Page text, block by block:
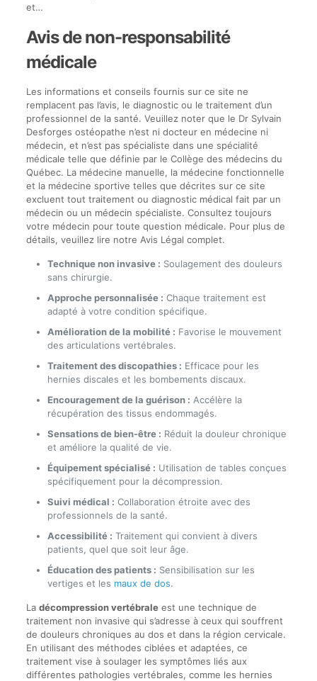
et…
Avis de non-responsabilité
médicale
Les informations et conseils fournis sur ce site ne
remplacent pas l’avis, le diagnostic ou le traitement d’un
professionnel de la santé. Veuillez noter que le Dr Sylvain
Desforges ostéopathe n’est ni docteur en médecine ni
médecin, et n’est pas spécialiste dans une spécialité
médicale telle que définie par le Collège des médecins du
Québec. La médecine manuelle, la médecine fonctionnelle
et la médecine sportive telles que décrites sur ce site
excluent tout traitement ou diagnostic médical fait par un
médecin ou un médecin spécialiste. Consultez toujours
votre médecin pour toute question médicale. Pour plus de
détails, veuillez lire notre Avis Légal complet.
Technique non invasive : Soulagement des douleurs
sans chirurgie.
Approche personnalisée : Chaque traitement est
adapté à votre condition spécifique.
Amélioration de la mobilité : Favorise le mouvement
des articulations vertébrales.
Traitement des discopathies : Efficace pour les
hernies discales et les bombements discaux.
Encouragement de la guérison : Accélère la
récupération des tissus endommagés.
Sensations de bien-être : Réduit la douleur chronique
et améliore la qualité de vie.
Équipement spécialisé : Utilisation de tables conçues
spécifiquement pour la décompression.
Suivi médical : Collaboration étroite avec des
professionnels de la santé.
Accessibilité : Traitement qui convient à divers
patients, quel que soit leur âge.
Éducation des patients : Sensibilisation sur les
vertiges et les maux de dos.
La décompression vertébraleest une technique de
traitement non invasive qui s’adresse à ceux qui souffrent
de douleurs chroniques au dos et dans la région cervicale.
En utilisant des méthodes ciblées et adaptées, ce
traitement vise à soulager les symptômes liés aux
différentes pathologies vertébrales, comme les hernies